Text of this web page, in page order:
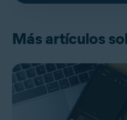
Más artículos